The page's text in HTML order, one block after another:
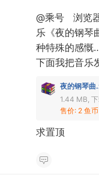
@乘号 浏览
乐《夜的钢琴
种特殊的感
下面我把音乐
夜的钢琴曲
1.44 MB,
售价: 2 鱼币
求置顶